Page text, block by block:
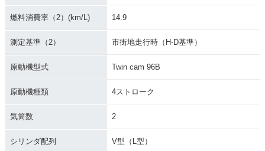
c
tage Softail Classi
c
itage Softail Classi
燃料消費率（2）(km/L) 14.9
測定基準（2） 市街地走行時（H-D基準）
原動機型式 Twin cam 96B
原動機種類 4ストローク
気筒数 2
シリンダ配列 V型（L型）